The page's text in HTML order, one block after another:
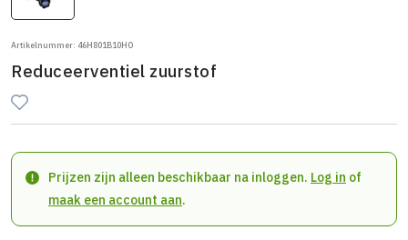
Artikelnummer: 46H801B10HO
Reduceerventiel zuurstof
Prijzen zijn alleen beschikbaar na inloggen. Log in of
maak een account aan.